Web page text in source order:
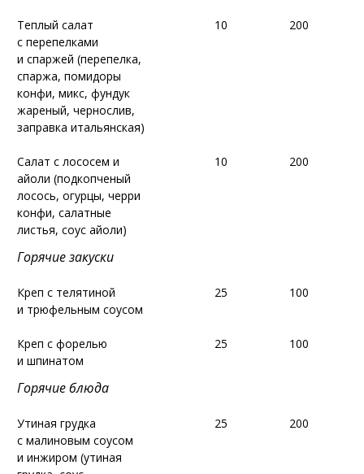
Теплый салат
с перепелками
и спаржей (перепелка,
спаржа, помидоры
конфи, микс, фундук
жареный, чернослив,
заправка итальянская)
10 200
Салат с лососем и
айоли (подкопченый
лосось, огурцы, черри
конфи, салатные
листья, соус айоли)
10 200
Горячие закуски
Креп с телятиной
и трюфельным соусом
25 100
Креп с форелью
и шпинатом
25 100
Горячие блюда
Утиная грудка
с малиновым соусом
и инжиром (утиная
25 200
Теплый салат
с перепелками
и спаржей (перепелка,
спаржа, помидоры
конфи, микс, фундук
жареный, чернослив,
заправка итальянская)
10 200
Салат с лососем и
айоли (подкопченый
лосось, огурцы, черри
конфи, салатные
листья, соус айоли)
10 200
Горячие закуски
Креп с телятиной
и трюфельным соусом
25 100
Креп с форелью
и шпинатом
25 100
Горячие блюда
Утиная грудка
с малиновым соусом
и инжиром (утиная
25 200